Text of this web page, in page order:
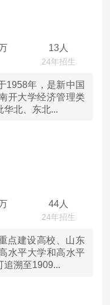
13人
1958年，是新中国
开大学经济管理类
华北、东北...
44人
点建设高校、山东
水平大学和高水平
追溯至1909...